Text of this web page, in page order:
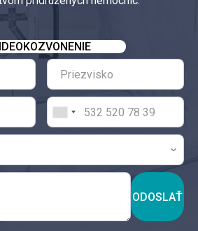
ODOSLAŤ